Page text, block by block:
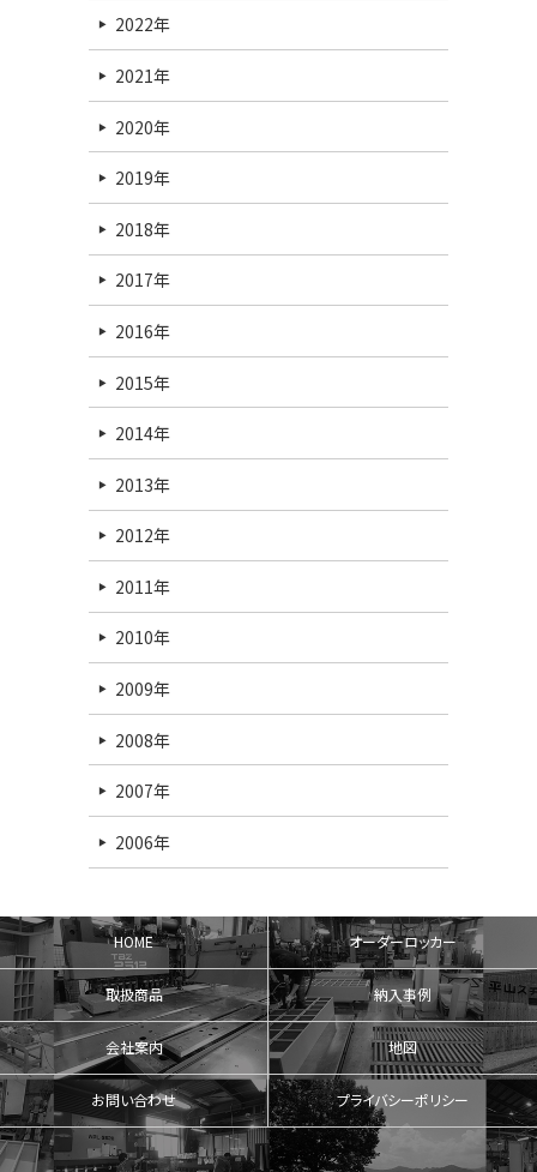
2022年
2021年
2020年
2019年
2018年
2017年
2016年
2015年
2014年
2013年
2012年
2011年
2010年
2009年
2008年
2007年
2006年
HOME オーダーロッカー
取扱商品 納入事例
会社案内 地図
お問い合わせ プライバシーポリシー